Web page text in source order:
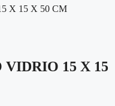
15 X 15